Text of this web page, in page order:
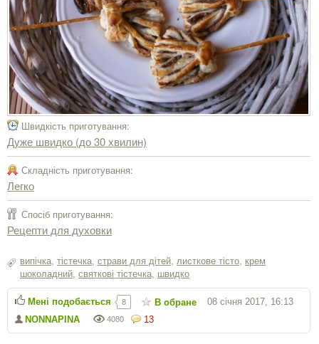
Швидкість приготування:
Дуже швидко (до 30 хвилин)
Складність приготування:
Легко
Спосіб приготування:
Рецепти для духовки
випічка, тістечка, страви для дітей, листкове тісто, крем
шоколадний, святкові тістечка, швидко
13
4080
NONNAPINA
08 січня 2017, 16:13
Мені подобається 8 В обране